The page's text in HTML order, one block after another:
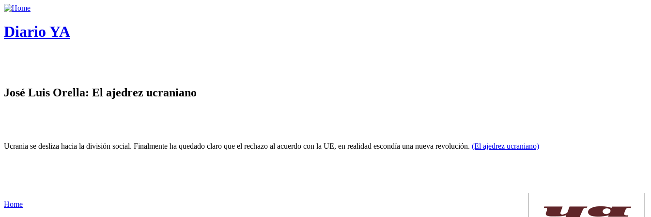
Diario YA
José Luis Orella: El ajedrez ucraniano
Ucrania se desliza hacia la división social. Finalmente ha quedado claro que el rechazo al acuerdo con la UE, en realidad escondía una nueva revolución. (El ajedrez ucraniano)
Home